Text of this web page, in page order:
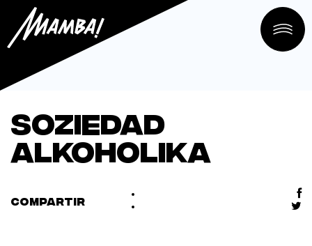
Soziedad
Alkoholika
COMPARTIR